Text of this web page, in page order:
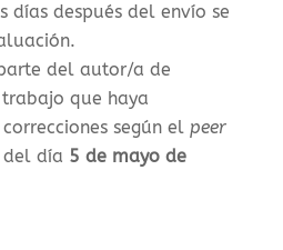
días después del envío se
del autor/a de
que haya
según el peer
del día 5 de mayo de